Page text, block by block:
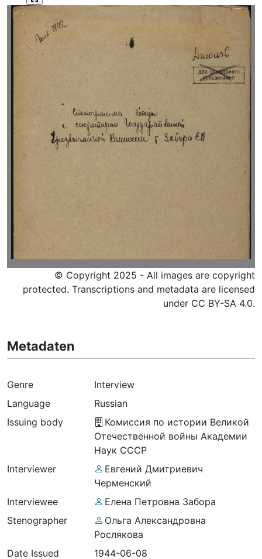
© Copyright 2025 - All images are copyright
protected. Transcriptions and metadata are licensed
under CC BY-SA 4.0.
Metadaten
Genre
Interview
Language
Russian
Issuing body
Комиссия по истории Великой
Отечественной войны Академии
Наук СССР
Interviewer
Евгений Дмитриевич
Черменский
Interviewee
Елена Петровна Забора
Stenographer
Ольга Александровна
Рослякова
Date Issued
1944-06-08